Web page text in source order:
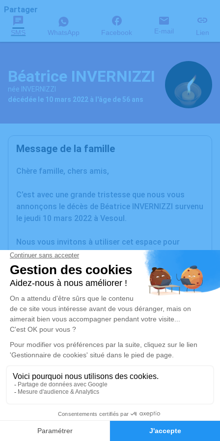
Faire-part Hommages
Partager
SMS WhatsApp Facebook E-mail Lien
Béatrice INVERNIZZI
née INVERNIZZI
décédée le 10 mars 2022 à l'âge de 56 ans
Message de la famille
Chère famille, chers amis,
C’est avec une grande tristesse que nous vous
annonçons le décès de Béatrice INVERNIZZI survenu
le jeudi 10 mars 2022 à Vesoul.
Nous vous invitons à utiliser cet espace pour
laisser vos condoléances, partager des photos
souvenirs, une anecdote ou exprimer vos pensées à
travers des poèmes ou des textes. Cet endroit est
un lieu d'expression dédié à honorer la mémoire de
Béatrice INVERNIZZI.
Un service de plantation d’arbre hommage est
disponible ici
Cérémonie religieuse
Église de Gevigney Mercey de Gevigney-et-
Mercey